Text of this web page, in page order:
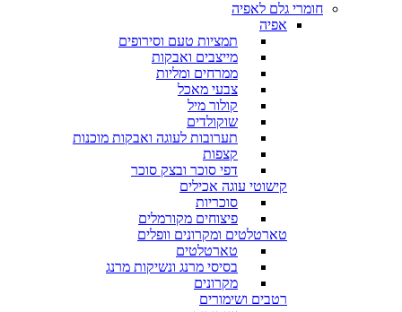
חומרי גלם לאפיה
אפיה
תמציות טעם וסירופים
מייצבים ואבקות
ממרחים ומליות
צבעי מאכל
קולור מיל
שוקולדים
תערובות לעוגה ואבקות מוכנות
קצפות
דפי סוכר ובצק סוכר
קישוטי עוגה אכילים
סוכריות
פיצוחים מקורמלים
טארטלטים ומקרונים וופלים
טארטלטים
בסיסי מרנג ונשיקות מרנג
מקרונים
רטבים ושימורים